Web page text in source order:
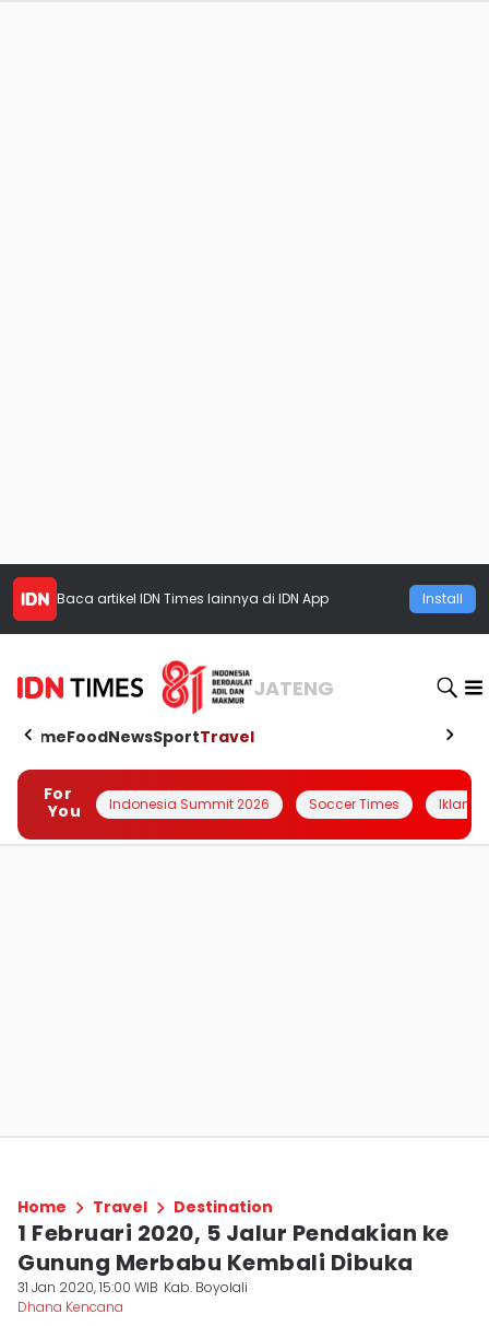
Baca artikel IDN Times lainnya di IDN App Install
JATENG
HomeFoodNewsSportTravel
For
You
Indonesia Summit 2026 Soccer Times Iklanin
Home Travel Destination
1 Februari 2020, 5 Jalur Pendakian ke
Gunung Merbabu Kembali Dibuka
31 Jan 2020, 15:00 WIB Kab. Boyolali
Dhana Kencana